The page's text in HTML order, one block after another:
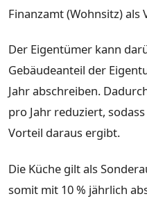
Finanzamt (Wohnsitz)
Der Eigentümer kann
Gebäudeanteil der
Jahr abschreiben.
pro Jahr reduziert,
Vorteil daraus ergibt.
Die Küche gilt als
somit mit 10 % jährlich